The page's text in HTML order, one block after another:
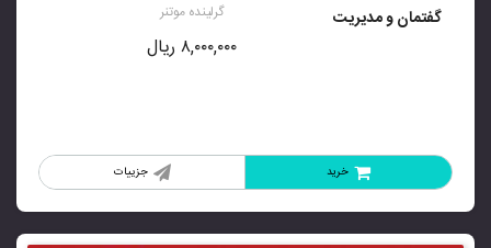
گفتمان و مدیریت گرلینده موتنر
۸,۰۰۰,۰۰۰ ریال
جزییات خرید